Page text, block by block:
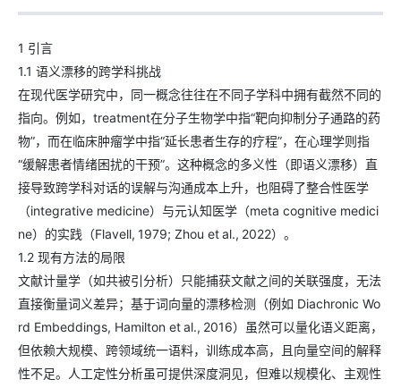
1 引言
1.1 语义漂移的跨学科挑战
在现代医学研究中，同一概念往往在不同子学科中拥有截然不同的
指向。例如，treatment在分子生物学中指“靶向抑制分子通路的药
物”，而在临床肿瘤学中指“延长患者生存的疗程”，在心理学则指
“缓解患者情绪困扰的干预”。这种概念的多义性（即语义漂移）直
接导致跨学科对话的误解与沟通成本上升，也阻碍了整合性医学
（integrative medicine）与元认知医学（meta cognitive medici
ne）的实践（Flavell, 1979; Zhou et al., 2022）。
1.2 现有方法的局限
文献计量学（如共被引分析）只能捕获文献之间的关联强度，无法
直接衡量词义差异；基于词向量的漂移检测（例如 Diachronic Wo
rd Embeddings, Hamilton et al., 2016）虽然可以量化语义距离，
但依赖大规模、跨领域统一语料，训练成本高，且向量空间的解释
性不足。人工定性分析虽可提供深度洞见，但难以规模化、主观性